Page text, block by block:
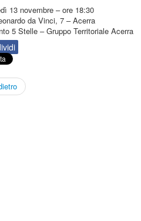
13 novembre – ore 18:30
da Vinci, 7 – Acerra
5 Stelle – Gruppo Territoriale Acerra